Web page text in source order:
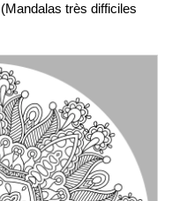
très difficiles